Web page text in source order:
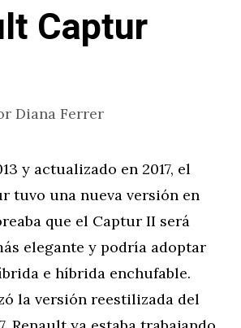
Captur
Diana Ferrer
y actualizado en 2017, el
tuvo una nueva versión en
que el Captur II será
elegante y podría adoptar
e híbrida enchufable.
la versión reestilizada del